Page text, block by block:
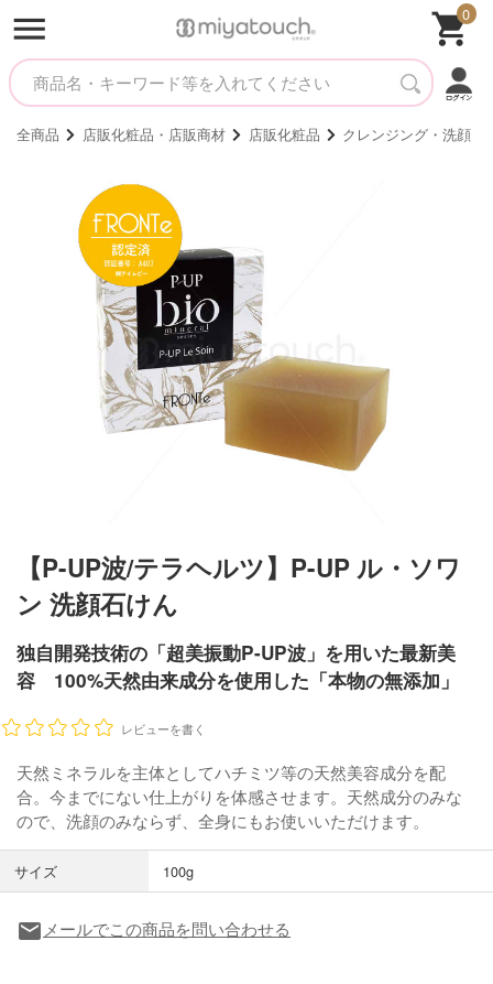
0
全商品 店販化粧品・店販商材 店販化粧品 クレンジング・洗顔
【P-UP波/テラヘルツ】P-UP ル・ソワ
ン 洗顔石けん
独自開発技術の「超美振動P-UP波」を用いた最新美
容 100%天然由来成分を使用した「本物の無添加」
レビューを書く
天然ミネラルを主体としてハチミツ等の天然美容成分を配
合。今までにない仕上がりを体感させます。天然成分のみな
ので、洗顔のみならず、全身にもお使いいただけます。
サイズ 100g
local_post_officeメールでこの商品を問い合わせる